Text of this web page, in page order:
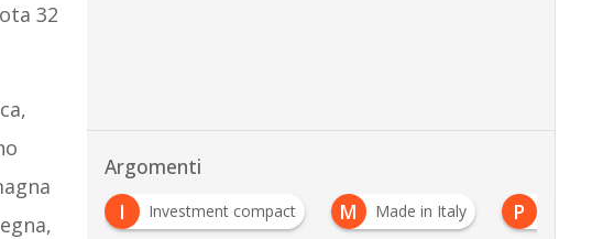
32
Argomenti
M Made in Italy P Pmi innovative R ricerca